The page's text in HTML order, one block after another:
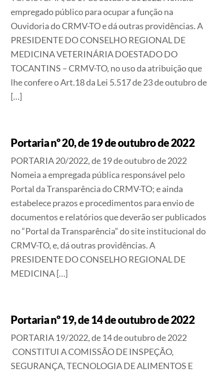
empregado público para ocupar a função na
Ouvidoria do CRMV-TO e dá outras providências. A
PRESIDENTE DO CONSELHO REGIONAL DE
MEDICINA VETERINÁRIA DOESTADO DO
TOCANTINS – CRMV-TO, no uso da atribuição que
lhe confere o Art.18 da Lei 5.517 de 23 de outubro de
[…]
Portaria nº 20, de 19 de outubro de 2022
PORTARIA 20/2022, de 19 de outubro de 2022
Nomeia a empregada pública responsável pelo
Portal da Transparência do CRMV-TO; e ainda
estabelece prazos e procedimentos para envio de
documentos e relatórios que deverão ser publicados
no “Portal da Transparência” do site institucional do
CRMV-TO, e, dá outras providências. A
PRESIDENTE DO CONSELHO REGIONAL DE
MEDICINA […]
Portaria nº 19, de 14 de outubro de 2022
PORTARIA 19/2022, de 14 de outubro de 2022
CONSTITUI A COMISSÃO DE INSPEÇÃO,
SEGURANÇA, TECNOLOGIA DE ALIMENTOS E